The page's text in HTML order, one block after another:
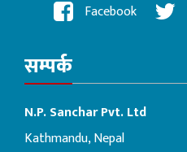
Facebook
सम्पर्क
N.P. Sanchar Pvt. Ltd
Kathmandu, Nepal